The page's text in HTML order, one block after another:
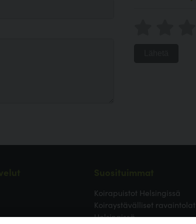
Koirapuistot Helsingissä
Koiraystävälliset ravaintolat
Helsingissä